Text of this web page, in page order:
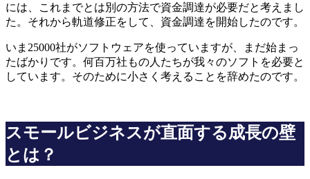
には、これまでとは別の方法で資金調達が必要だと考えまし
た。それから軌道修正をして、資金調達を開始したのです。
いま25000社がソフトウェアを使っていますが、まだ始まっ
たばかりです。何百万社もの人たちが我々のソフトを必要と
しています。そのために小さく考えることを辞めたのです。
スモールビジネスが直面する成長の壁
とは？